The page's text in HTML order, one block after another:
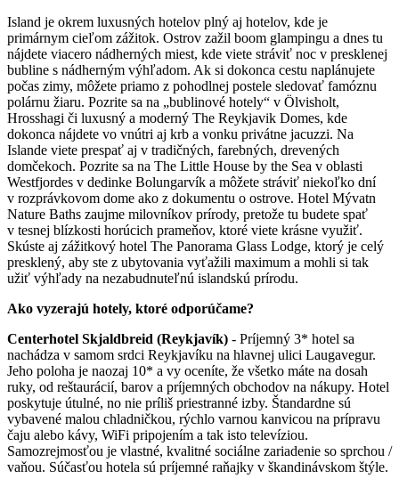
Island je okrem luxusných hotelov plný aj hotelov, kde je
primárnym cieľom zážitok. Ostrov zažil boom glampingu a dnes tu
nájdete viacero nádherných miest, kde viete stráviť noc v presklenej
bubline s nádherným výhľadom. Ak si dokonca cestu naplánujete
počas zimy, môžete priamo z pohodlnej postele sledovať famóznu
polárnu žiaru. Pozrite sa na „bublinové hotely“ v Ölvisholt,
Hrosshagi či luxusný a moderný The Reykjavik Domes, kde
dokonca nájdete vo vnútri aj krb a vonku privátne jacuzzi. Na
Islande viete prespať aj v tradičných, farebných, drevených
domčekoch. Pozrite sa na The Little House by the Sea v oblasti
Westfjordes v dedinke Bolungarvík a môžete stráviť niekoľko dní
v rozprávkovom dome ako z dokumentu o ostrove. Hotel Mývatn
Nature Baths zaujme milovníkov prírody, pretože tu budete spať
v tesnej blízkosti horúcich prameňov, ktoré viete krásne využiť.
Skúste aj zážitkový hotel The Panorama Glass Lodge, ktorý je celý
presklený, aby ste z ubytovania vyťažili maximum a mohli si tak
užiť výhľady na nezabudnuteľnú islandskú prírodu.
Ako vyzerajú hotely, ktoré odporúčame?
Centerhotel Skjaldbreid (Reykjavík) - Príjemný 3* hotel sa
nachádza v samom srdci Reykjavíku na hlavnej ulici Laugavegur.
Jeho poloha je naozaj 10* a vy oceníte, že všetko máte na dosah
ruky, od reštaurácií, barov a príjemných obchodov na nákupy. Hotel
poskytuje útulné, no nie príliš priestranné izby. Štandardne sú
vybavené malou chladničkou, rýchlo varnou kanvicou na prípravu
čaju alebo kávy, WiFi pripojením a tak isto televíziou.
Samozrejmosťou je vlastné, kvalitné sociálne zariadenie so sprchou /
vaňou. Súčasťou hotela sú príjemné raňajky v škandinávskom štýle.